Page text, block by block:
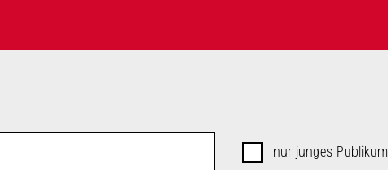
nur junges Publikum